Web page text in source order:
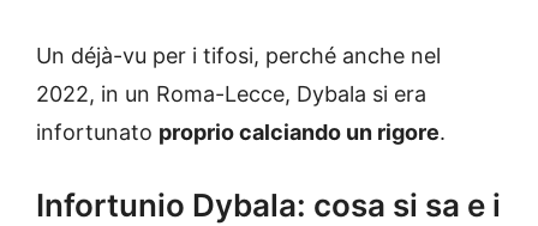
Un déjà-vu per i tifosi, perché anche nel
2022, in un Roma-Lecce, Dybala si era
infortunato proprio calciando un rigore.
Infortunio Dybala: cosa si sa e i